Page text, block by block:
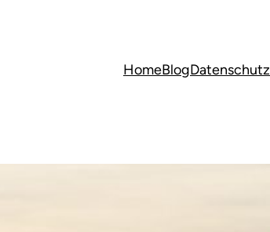
HomeBlogDatenschutz